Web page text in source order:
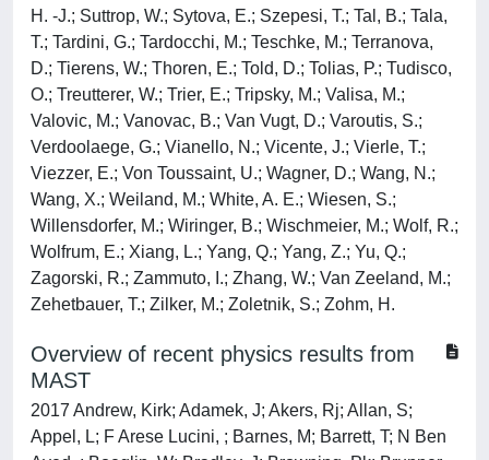
H. -J.; Suttrop, W.; Sytova, E.; Szepesi, T.; Tal, B.; Tala,
T.; Tardini, G.; Tardocchi, M.; Teschke, M.; Terranova,
D.; Tierens, W.; Thoren, E.; Told, D.; Tolias, P.; Tudisco,
O.; Treutterer, W.; Trier, E.; Tripsky, M.; Valisa, M.;
Valovic, M.; Vanovac, B.; Van Vugt, D.; Varoutis, S.;
Verdoolaege, G.; Vianello, N.; Vicente, J.; Vierle, T.;
Viezzer, E.; Von Toussaint, U.; Wagner, D.; Wang, N.;
Wang, X.; Weiland, M.; White, A. E.; Wiesen, S.;
Willensdorfer, M.; Wiringer, B.; Wischmeier, M.; Wolf, R.;
Wolfrum, E.; Xiang, L.; Yang, Q.; Yang, Z.; Yu, Q.;
Zagorski, R.; Zammuto, I.; Zhang, W.; Van Zeeland, M.;
Zehetbauer, T.; Zilker, M.; Zoletnik, S.; Zohm, H.
Overview of recent physics results from
MAST
2017 Andrew, Kirk; Adamek, J; Akers, Rj; Allan, S;
Appel, L; F Arese Lucini, ; Barnes, M; Barrett, T; N Ben